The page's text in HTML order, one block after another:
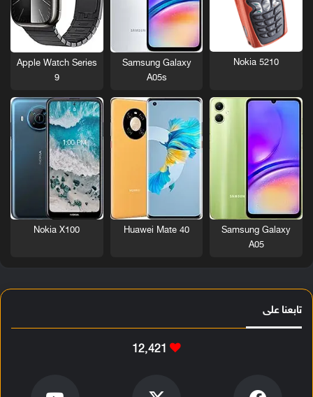
Nokia 5210
Samsung Galaxy
A05s
Apple Watch Series
9
Samsung Galaxy
A05
Huawei Mate 40
Nokia X100
تابعنا على
12٬421